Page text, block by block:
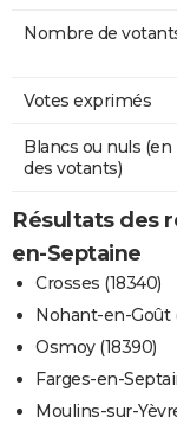
Nombre de
Votes exprimés
Blancs ou nuls
des votants)
Résultats des
en-Septaine
Crosses (18340)
Nohant-en-Goût
Osmoy (18390)
Farges-en-
Moulins-sur-